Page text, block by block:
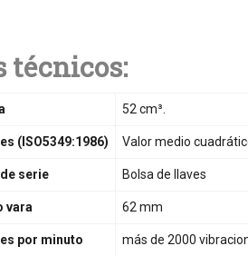
técnicos:
52 cm³.
(ISO5349:1986) Valor medio
serie Bolsa de llaves
vara 62 mm
por minuto más de 2000